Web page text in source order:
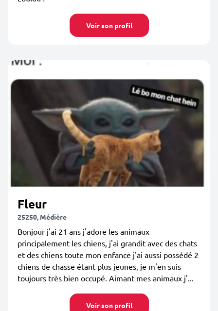
Voir son profil
Fleur
25250, Médière
Bonjour j'ai 21 ans j'adore les animaux
principalement les chiens, j'ai grandit avec des chats
et des chiens toute mon enfance j'ai aussi possédé 2
chiens de chasse étant plus jeunes, je m'en suis
toujours très bien occupé. Aimant mes animaux j'...
Voir son profil